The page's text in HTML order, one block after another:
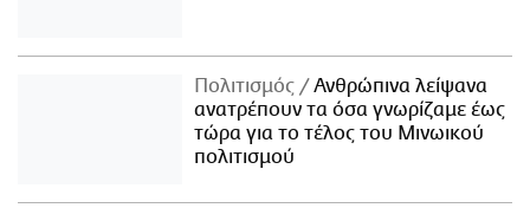
Πολιτισμός
Ανθρώπινα λείψανα
ανατρέπουν τα όσα γνωρίζαμε έως
τώρα για το τέλος του Μινωικού
πολιτισμού